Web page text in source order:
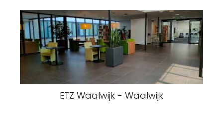
ETZ Waalwijk - Waalwijk